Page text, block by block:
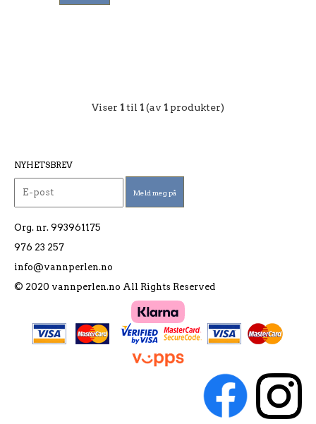
Viser 1til 1(av 1 produkter)
NYHETSBREV
Org. nr. 993961175
976 23 257
info@vannperlen.no
© 2020 vannperlen.no All Rights Reserved